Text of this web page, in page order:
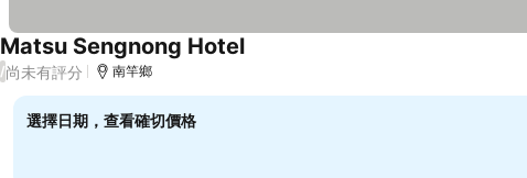
Matsu Sengnong Hotel
/尚未有評分 南竿鄉
選擇日期，查看確切價格